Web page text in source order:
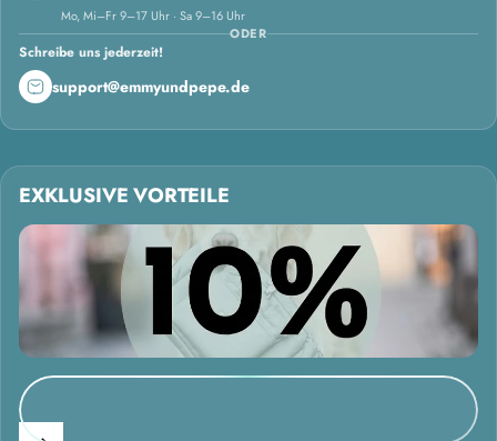
Mo, Mi–Fr 9–17 Uhr · Sa 9–16 Uhr
ODER
Schreibe uns jederzeit!
support@emmyundpepe.de
EXKLUSIVE VORTEILE